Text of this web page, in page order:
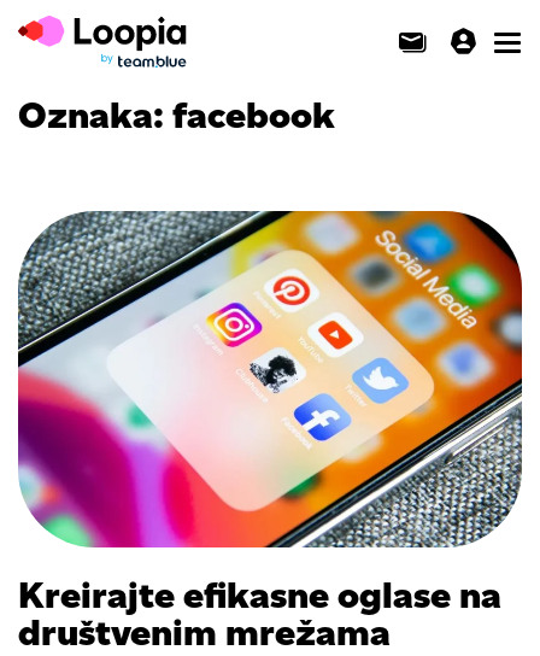
Oznaka: facebook
Kreirajte efikasne oglase na
društvenim mrežama